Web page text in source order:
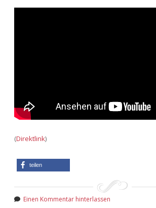
Adventskalender 2017
Adventskalender 2020
(Direktlink)
teilen
Einen Kommentar hinterlassen